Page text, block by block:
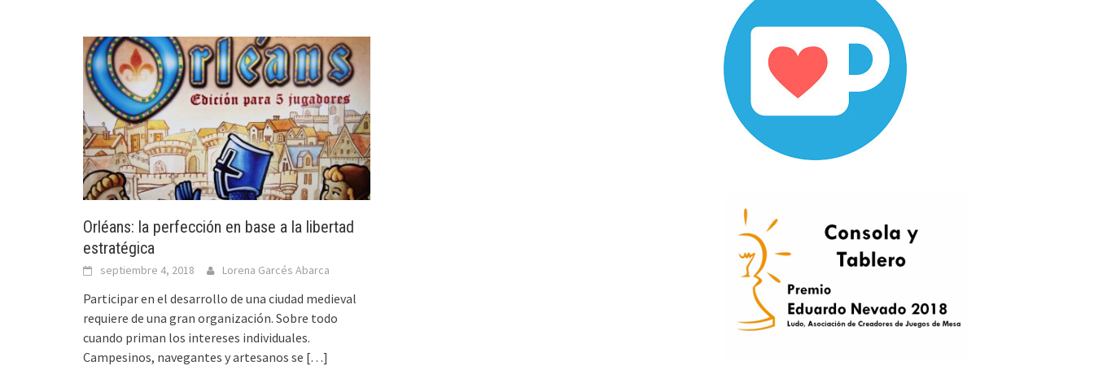
Orléans: la perfección en base a la libertad
estratégica
septiembre 4, 2018 Lorena Garcés Abarca
Participar en el desarrollo de una ciudad medieval
requiere de una gran organización. Sobre todo
cuando priman los intereses individuales.
Campesinos, navegantes y artesanos se […]